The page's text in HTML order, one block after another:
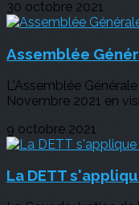
30 octobre 2021
Assemblée
L'Assemblée
Novembre 2021 en
9 octobre 2021
La DETT